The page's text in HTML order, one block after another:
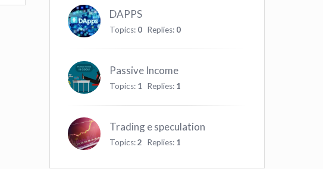
DAPPS
Topics: 0 Replies: 0
Passive Income
Topics: 1 Replies: 1
Trading e speculation
Topics:2 Replies: 1